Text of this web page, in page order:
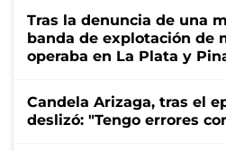
Tras la denuncia de una
banda de explotación de
operaba en La Plata y
Candela Arizaga, tras el
deslizó: "Tengo errores